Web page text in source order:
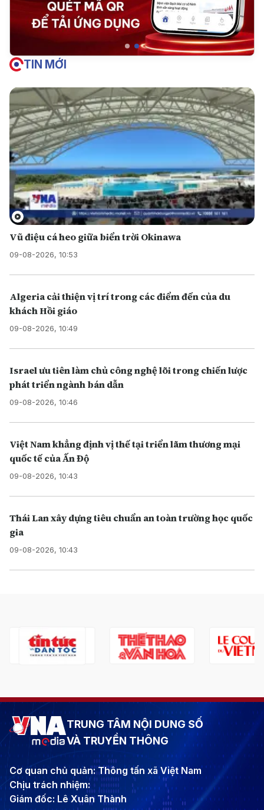
TIN MỚI
Vũ điệu cá heo giữa biển trời Okinawa
09-08-2026, 10:53
Algeria cải thiện vị trí trong các điểm đến của du
khách Hồi giáo
09-08-2026, 10:49
Israel ưu tiên làm chủ công nghệ lõi trong chiến lược
phát triển ngành bán dẫn
09-08-2026, 10:46
Việt Nam khẳng định vị thế tại triển lãm thương mại
quốc tế của Ấn Độ
09-08-2026, 10:43
Thái Lan xây dựng tiêu chuẩn an toàn trường học quốc
gia
09-08-2026, 10:43
TRUNG TÂM NỘI DUNG SỐ
VÀ TRUYỀN THÔNG
Cơ quan chủ quản: Thông tấn xã Việt Nam
Chịu trách nhiệm:
Giám đốc: Lê Xuân Thành